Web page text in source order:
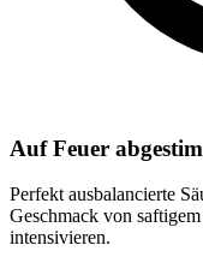
Auf Feuer
Perfekt ausbalancierte
Geschmack von
intensivieren.